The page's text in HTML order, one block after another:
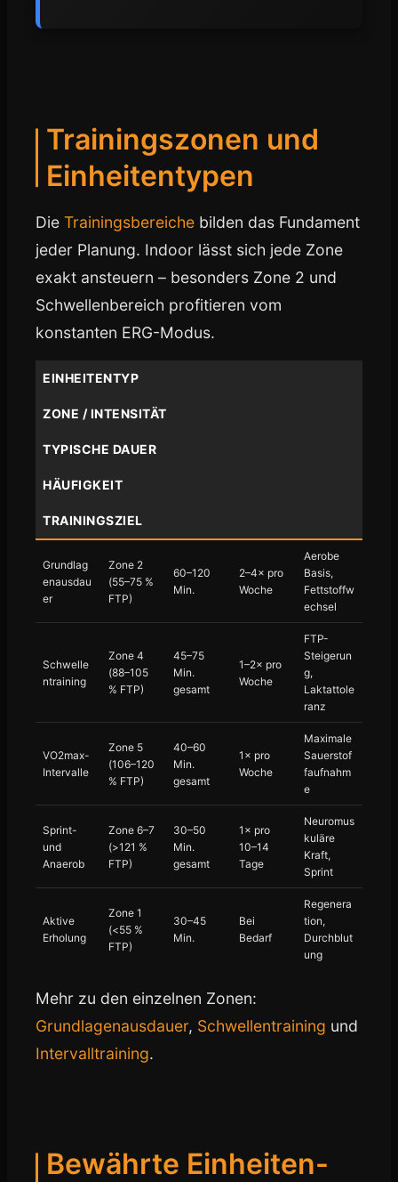
Trainingszonen und
Einheitentypen
Die Trainingsbereiche bilden das Fundament
jeder Planung. Indoor lässt sich jede Zone
exakt ansteuern – besonders Zone 2 und
Schwellenbereich profitieren vom
konstanten ERG-Modus.
EINHEITENTYP
ZONE / INTENSITÄT
TYPISCHE DAUER
HÄUFIGKEIT
TRAININGSZIEL
Grundlag
enausdau
er
Zone 2
(55–75 %
FTP)
60–120
Min.
2–4× pro
Woche
Aerobe
Basis,
Fettstoffw
echsel
Schwelle
ntraining
Zone 4
(88–105
% FTP)
45–75
Min.
gesamt
1–2× pro
Woche
FTP-
Steigerun
g,
Laktattole
ranz
VO2max-
Intervalle
Zone 5
(106–120
% FTP)
40–60
Min.
gesamt
1× pro
Woche
Maximale
Sauerstof
faufnahm
e
Sprint-
und
Anaerob
Zone 6–7
(>121 %
FTP)
30–50
Min.
gesamt
1× pro
10–14
Tage
Neuromus
kuläre
Kraft,
Sprint
Aktive
Erholung
Zone 1
(<55 %
FTP)
30–45
Min.
Bei
Bedarf
Regenera
tion,
Durchblut
ung
Mehr zu den einzelnen Zonen:
Grundlagenausdauer, Schwellentraining und
Intervalltraining.
Bewährte Einheiten-